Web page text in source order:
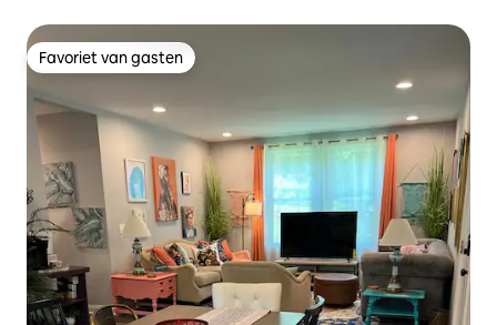
Favoriet van gasten
Favoriet van gasten